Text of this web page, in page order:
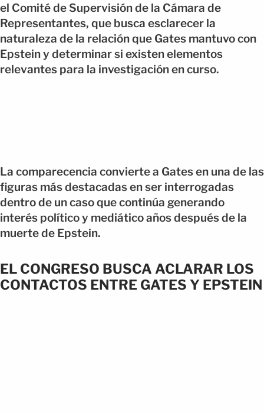
el Comité de Supervisión de la Cámara de
Representantes, que busca esclarecer la
naturaleza de la relación que Gates mantuvo con
Epstein y determinar si existen elementos
relevantes para la investigación en curso.
La comparecencia convierte a Gates en una de las
figuras más destacadas en ser interrogadas
dentro de un caso que continúa generando
interés político y mediático años después de la
muerte de Epstein.
EL CONGRESO BUSCA ACLARAR LOS
CONTACTOS ENTRE GATES Y EPSTEIN